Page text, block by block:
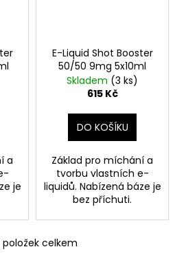
a
je
E-Liquid Shot Booster
50/50 9mg 5x10ml
Skladem (3 ks)
615 Kč
DO KOŠÍKU
Základ pro míchání a
tvorbu vlastních e-
liquidů. Nabízená báze je
bez příchuti.
O
položek celkem